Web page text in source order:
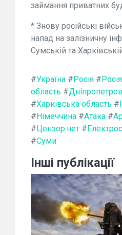
займання приватних
* Знову російські
напад на залізничну
Сумській та
#Україна # Росія #
область #
#Харківська область #
# Німеччина #Атака #
# Цензор.нет #
#Суми
Інші публікації